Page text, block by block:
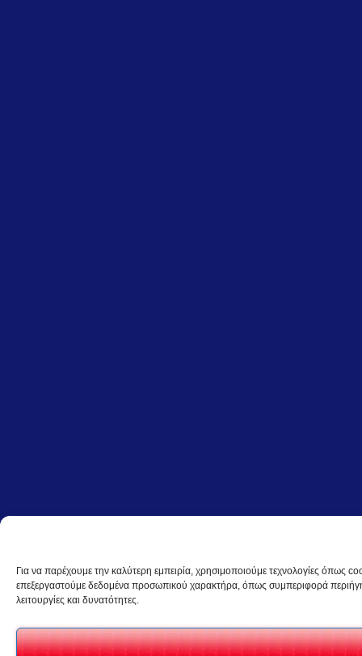
Για να παρέχουμε την καλύτερη εμπειρία, χρησιμοποιούμε τεχνολογίες όπως
επεξεργαστούμε δεδομένα προσωπικού χαρακτήρα, όπως συμπεριφορά
λειτουργίες και δυνατότητες.